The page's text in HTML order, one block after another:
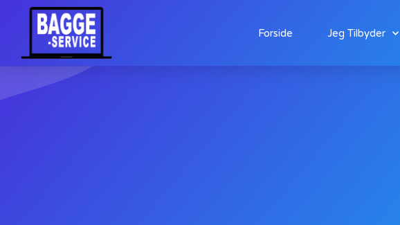
Forside Jeg Tilbyder